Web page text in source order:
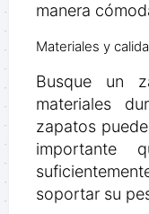
manera
Materiales y
Busque un
materiales
zapatos
importante
soportar su